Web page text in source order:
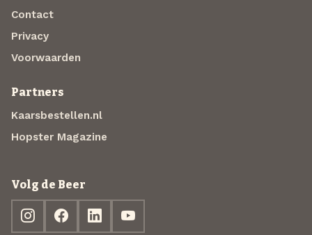
Contact
Privacy
Voorwaarden
Partners
Kaarsbestellen.nl
Hopster Magazine
Volg de Beer